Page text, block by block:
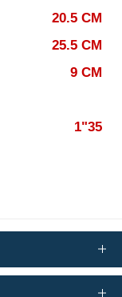
20.5 CM
25.5 CM
9 CM
1"35